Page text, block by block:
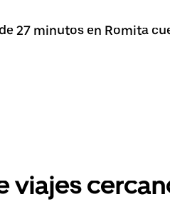
27 minutos en Romita
viajes